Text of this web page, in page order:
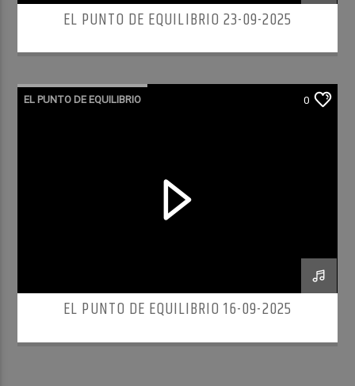
EL PUNTO DE EQUILIBRIO 23-09-2025
EL PUNTO DE EQUILIBRIO 0
EL PUNTO DE EQUILIBRIO 16-09-2025